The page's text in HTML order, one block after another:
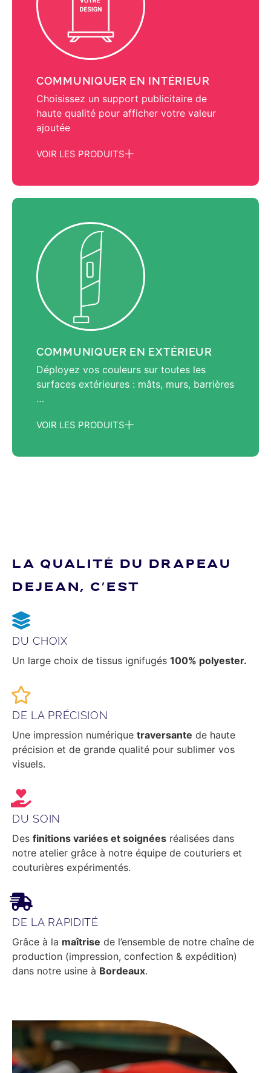
COMMUNIQUER EN INTÉRIEUR
Choisissez un support publicitaire de
haute qualité pour afficher votre valeur
ajoutée
VOIR LES PRODUITS
COMMUNIQUER EN EXTÉRIEUR
Déployez vos couleurs sur toutes les
surfaces extérieures : mâts, murs, barrières
…
VOIR LES PRODUITS
LA QUALITÉ DU DRAPEAU
DEJEAN, C’EST
DU CHOIX
Un large choix de tissus ignifugés 100% polyester.
DE LA PRÉCISION
Une impression numérique traversante de haute
précision et de grande qualité pour sublimer vos
visuels.
DU SOIN
Des finitions variées et soignées réalisées dans
notre atelier grâce à notre équipe de couturiers et
couturières expérimentés.
DE LA RAPIDITÉ
Grâce à la maîtrise de l’ensemble de notre chaîne de
production (impression, confection & expédition)
dans notre usine à Bordeaux.